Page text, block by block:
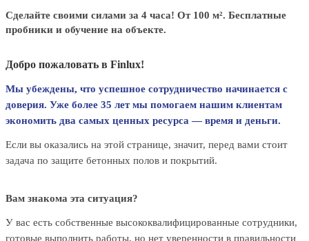
Сделайте своими силами за 4 часа! От 100 м². Бесплатные
пробники и обучение на объекте.
Добро пожаловать в Finlux!
Мы убеждены, что успешное сотрудничество начинается с
доверия. Уже более 35 лет мы помогаем нашим клиентам
экономить два самых ценных ресурса — время и деньги.
Если вы оказались на этой странице, значит, перед вами стоит
задача по защите бетонных полов и покрытий.
Вам знакома эта ситуация?
У вас есть собственные высококвалифицированные сотрудники,
готовые выполнить работы, но нет уверенности в правильности